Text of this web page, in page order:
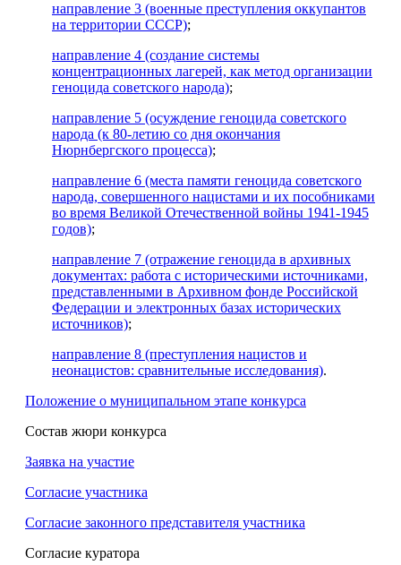
направление 3 (военные преступления оккупантов
на территории СССР);
направление 4 (создание системы
концентрационных лагерей, как метод организации
геноцида советского народа);
направление 5 (осуждение геноцида советского
народа (к 80-летию со дня окончания
Нюрнбергского процесса);
направление 6 (места памяти геноцида советского
народа, совершенного нацистами и их пособниками
во время Великой Отечественной войны 1941-1945
годов);
направление 7 (отражение геноцида в архивных
документах: работа с историческими источниками,
представленными в Архивном фонде Российской
Федерации и электронных базах исторических
источников);
направление 8 (преступления нацистов и
неонацистов: сравнительные исследования).
Положение о муниципальном этапе конкурса
Состав жюри конкурса
Заявка на участие
Согласие участника
Согласие законного представителя участника
Согласие куратора